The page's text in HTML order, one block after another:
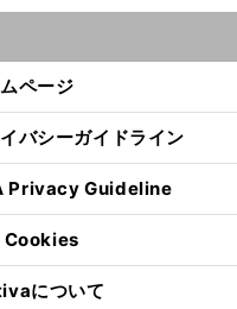
ページ
バシーガイドライン
Privacy Guideline
について